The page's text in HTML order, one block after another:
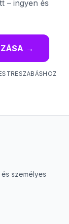
– ingyen és
→
személyes